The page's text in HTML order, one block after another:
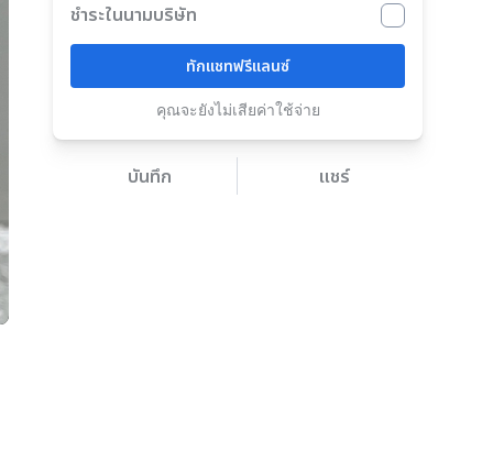
ชำระในนามบริษัท
ทักแชทฟรีแลนซ์
คุณจะยังไม่เสียค่าใช้จ่าย
บันทึก แชร์